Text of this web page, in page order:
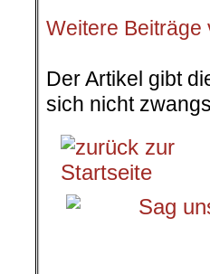
Weitere Beiträge
Der Artikel gibt
sich nicht